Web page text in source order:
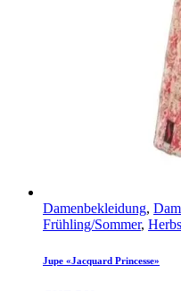
Damenbekleidung,
Frühling/Sommer,
Jupe «Jacquard Princesse»